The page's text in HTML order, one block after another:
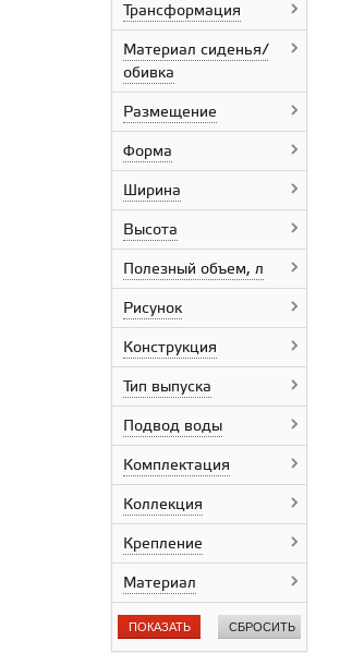
Equipe Cerámicas
Estima
Ceramika Paradyz
Geberit
Italon
Imola Ceramica
IDALGO
KTL Ceramicas
Krea Ceramica
Kerakoll
Kerranova
Laparet
LCM
Lumacer
Mito
Motive
Meissen Keramik
Netto Plus
NT Ceramic
Panaria Ceramica
Prissmacer
ProGRES
Roca
Sopro
STN Ceramica
Range Ceramic
Wow Ceramic
Трансформация
Материал сиденья/
обивка
Размещение
Форма
Ширина
Высота
Полезный объем, л
Рисунок
Конструкция
Тип выпуска
Подвод воды
Комплектация
Коллекция
Крепление
Материал
ПОКАЗАТЬ СБРОСИТЬ